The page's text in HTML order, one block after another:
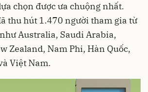
chọn được ưa chuộng nhất.
thu hút 1.470 người tham gia từ
Australia, Saudi Arabia,
Zealand, Nam Phi, Hàn Quốc,
Việt Nam.